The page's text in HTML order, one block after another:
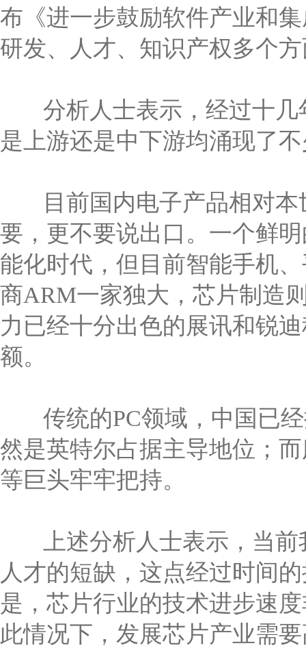
布《进一步鼓励软件产业和
研发、人才、知识产权多个
分析人士表示，经过十几
是上游还是中下游均涌现了
目前国内电子产品相对本
要，更不要说出口。一个鲜
能化时代，但目前智能手机
商ARM一家独大，芯片制造
力已经十分出色的展讯和锐
额。
传统的PC领域，中国已经
然是英特尔占据主导地位；
等巨头牢牢把持。
上述分析人士表示，当前
人才的短缺，这点经过时间
是，芯片行业的技术进步速
此情况下，发展芯片产业需